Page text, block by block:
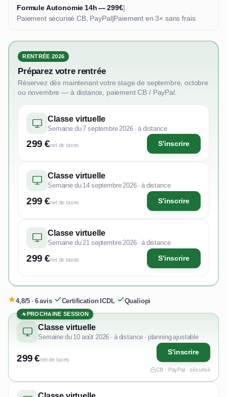
Formule Autonomie 14h — 299€|
Paiement sécurisé CB, PayPal|Paiement en 3× sans frais
RENTRÉE 2026
Préparez votre rentrée
Réservez dès maintenant votre stage de septembre, octobre
ou novembre — à distance, paiement CB / PayPal.
Classe virtuelle
Semaine du 7 septembre 2026 · à distance
299 €net de taxes S'inscrire
Classe virtuelle
Semaine du 14 septembre 2026 · à distance
299 €net de taxes S'inscrire
Classe virtuelle
Semaine du 21 septembre 2026 · à distance
299 €net de taxes S'inscrire
4,8/5 · 6 avis· Certification ICDL· Qualiopi
PROCHAINE SESSION
Classe virtuelle
Semaine du 10 août 2026 · à distance · planning ajustable
299 €net de taxes
S'inscrire
CB · PayPal · sécurisé